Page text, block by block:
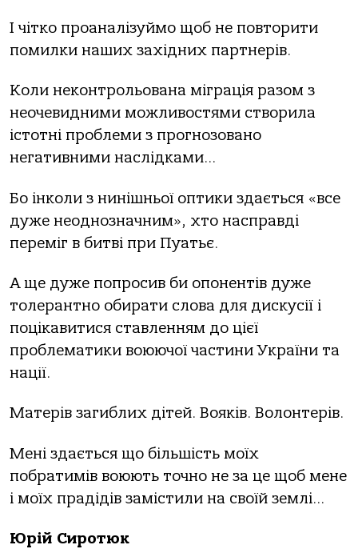
І чітко проаналізуймо щоб не повторити
помилки наших західних партнерів.
Коли неконтрольована міграція разом з
неочевидними можливостями створила
істотні проблеми з прогнозовано
негативними наслідками…
Бо інколи з нинішньої оптики здається «все
дуже неоднозначним», хто насправді
переміг в битві при Пуатьє.
А ще дуже попросив би опонентів дуже
толерантно обирати слова для дискусії і
поцікавитися ставленням до цієї
проблематики воюючої частини України та
нації.
Матерів загиблих дітей. Вояків. Волонтерів.
Мені здається що більшість моїх
побратимів воюють точно не за це щоб мене
і моїх прадідів замістили на своїй землі…
Юрій Сиротюк